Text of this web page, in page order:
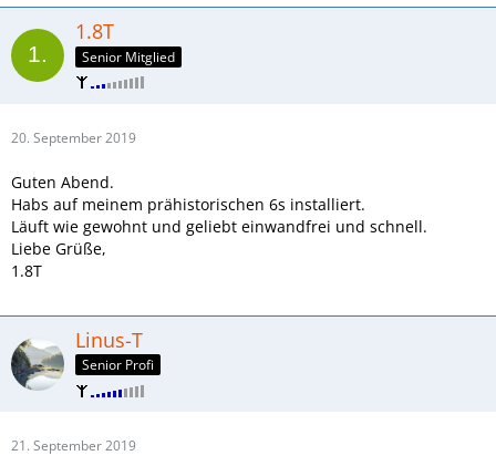
1.8T
Senior Mitglied
20. September 2019
Guten Abend.
Habs auf meinem prähistorischen 6s installiert.
Läuft wie gewohnt und geliebt einwandfrei und schnell.
Liebe Grüße,
1.8T
Linus-T
Senior Profi
21. September 2019